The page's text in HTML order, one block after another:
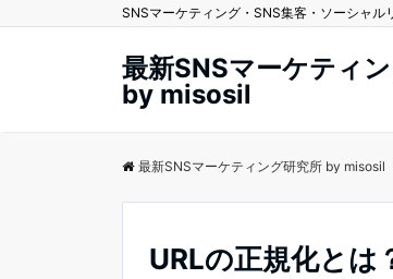
SNSマーケティング・SNS集客・ソーシャ
最新SNSマーケティ
by misosil
最新SNSマーケティング研究所 by misosil
URLの正規化とは